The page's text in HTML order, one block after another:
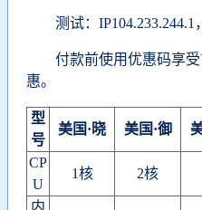
测试：IP104.233.244.1
付款前使用优惠码享受
惠。
型
号
美国·晓 美国·御
CP
U
1核 2核
内